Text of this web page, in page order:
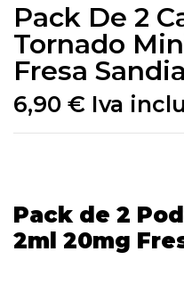
Pack De 2
Tornado
Fresa Sandia
6,90 € Iva
Pack de 2
2ml 20mg